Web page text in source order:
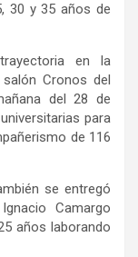
30 y 35 años de
en la
Cronos del
del 28 de
para
de 116
se entregó
Camargo
años laborando